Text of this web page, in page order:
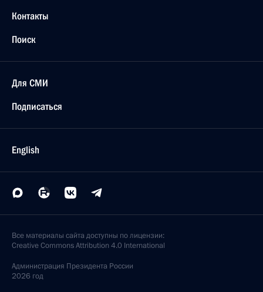
Контакты
Поиск
Для СМИ
Подписаться
English
Все материалы сайта доступны по лицензии:
Creative Commons Attribution 4.0 International
Администрация Президента России
2026 год